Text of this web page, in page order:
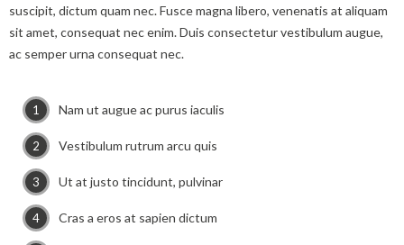
suscipit, dictum quam nec. Fusce magna libero, venenatis at aliquam
sit amet, consequat nec enim. Duis consectetur vestibulum augue,
ac semper urna consequat nec.
Nam ut augue ac purus iaculis
Vestibulum rutrum arcu quis
Ut at justo tincidunt, pulvinar
Cras a eros at sapien dictum